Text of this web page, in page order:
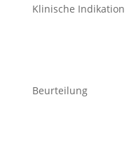
Klinische Indikation
Beurteilung